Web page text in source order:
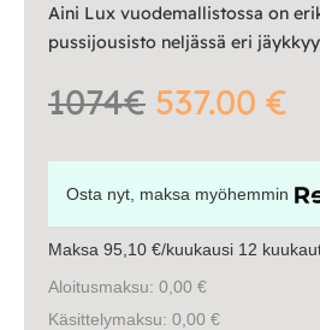
Työpöydät ja
Matot
Ulkokalusteet
Valaisimet
Vuodesohvat
Aini Lux vuodemallistossa on
pussijousisto neljässä eri
1074€ 537.00 €
Osta nyt, maksa myöhemmin
Maksa 95,10 €/kuukausi 12
Aloitusmaksu: 0,00 €
Käsittelymaksu: 0,00 €